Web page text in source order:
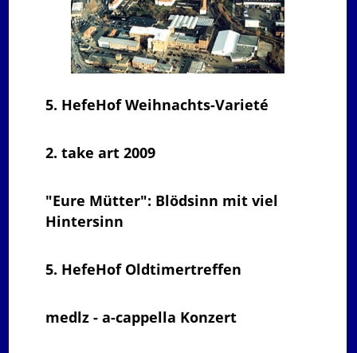
5. HefeHof Weihnachts-Varieté
2. take art 2009
"Eure Mütter": Blödsinn mit viel
Hintersinn
5. HefeHof Oldtimertreffen
medlz - a-cappella Konzert